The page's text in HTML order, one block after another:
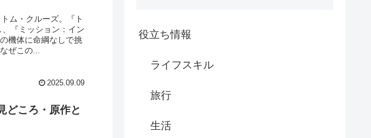
ム・クルーズ。『ト
『ミッション：イン
機体に命綱なしで挑
ぜこの...
2025.09.09
どころ・原作と
役立ち情報
ライフスキル
旅行
生活